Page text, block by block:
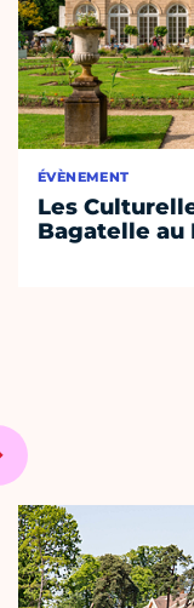
ÉVÈNEMENT
Les
Bagatelle au